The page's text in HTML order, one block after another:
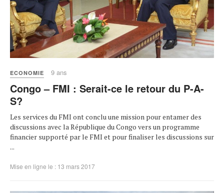
ECONOMIE 9 ans
Congo – FMI : Serait-ce le retour du P-A-
S?
Les services du FMI ont conclu une mission pour entamer des
discussions avec la République du Congo vers un programme
financier supporté par le FMI et pour finaliser les discussions sur
...
Mise en ligne le : 13 mars 2017